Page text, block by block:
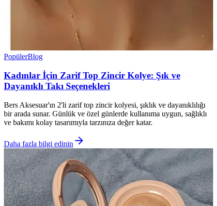
PopülerBlog
Kadınlar İçin Zarif Top Zincir Kolye: Şık ve
Dayanıklı Takı Seçenekleri
Bers Aksesuar'ın 2'li zarif top zincir kolyesi, şıklık ve dayanıklılığı
bir arada sunar. Günlük ve özel günlerde kullanıma uygun, sağlıklı
ve bakımı kolay tasarımıyla tarzınıza değer katar.
Daha fazla bilgi edinin